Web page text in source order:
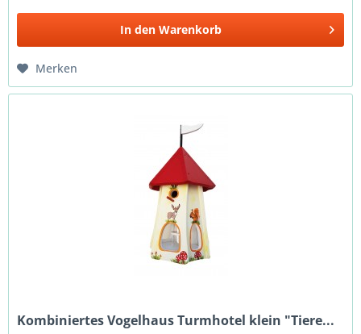
In den Warenkorb
Merken
Kombiniertes Vogelhaus Turmhotel klein "Tiere...